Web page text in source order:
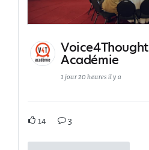
Voice4Thought
Académie
1 jour 20 heures il y a
14 3